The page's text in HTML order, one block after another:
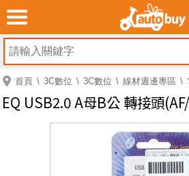
首頁 3C數位 3C數位 線材週邊專區
EQ USB2.0 A母B公 轉接頭